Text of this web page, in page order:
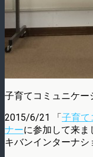
子育てコミュニケ
2015/6/21 「子育て
ナーに参加して来ま
キバンインターナシ